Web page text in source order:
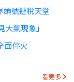
頭號避稅天堂
氣現象」
面停火
看更多